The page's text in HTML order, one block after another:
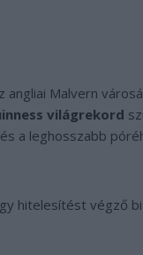
Malvern
világrekord
a leghosszabb
hitelesítést végző